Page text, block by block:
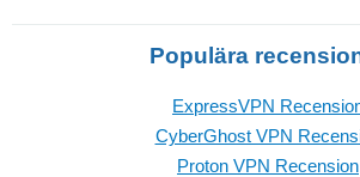
Populära
ExpressVPN
CyberGhost VPN
Proton VPN Recension